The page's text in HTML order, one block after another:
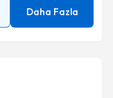
Daha Fazla